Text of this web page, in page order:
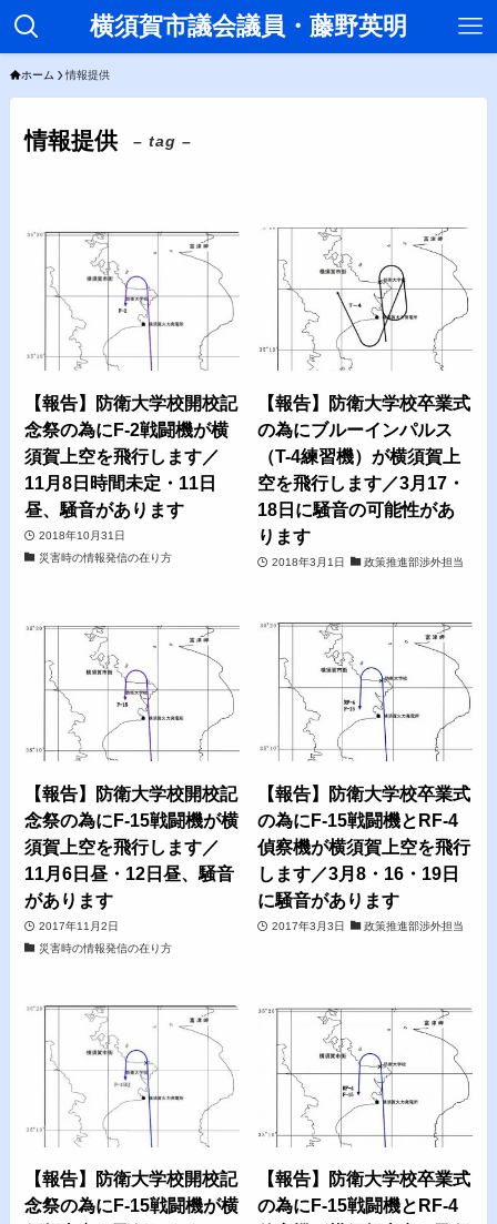
横須賀市議会議員・藤野英明
ホーム 情報提供
情報提供 – tag –
【報告】防衛大学校開校記
念祭の為にF-2戦闘機が横
須賀上空を飛行します／
11月8日時間未定・11日
昼、騒音があります
2018年10月31日
災害時の情報発信の在り方
【報告】防衛大学校卒業式
の為にブルーインパルス
（T-4練習機）が横須賀上
空を飛行します／3月17・
18日に騒音の可能性があ
ります
2018年3月1日 政策推進部渉外担当
【報告】防衛大学校開校記
念祭の為にF-15戦闘機が横
須賀上空を飛行します／
11月6日昼・12日昼、騒音
があります
2017年11月2日
災害時の情報発信の在り方
【報告】防衛大学校卒業式
の為にF-15戦闘機とRF-4
偵察機が横須賀上空を飛行
します／3月8・16・19日
に騒音があります
2017年3月3日 政策推進部渉外担当
【報告】防衛大学校開校記
念祭の為にF-15戦闘機が横
【報告】防衛大学校卒業式
の為にF-15戦闘機とRF-4